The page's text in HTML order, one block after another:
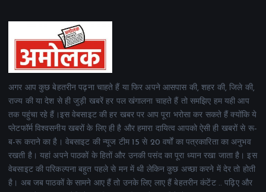
अगर आप कुछ बेहतरीन पढ़ना चाहते हैं या फिर अपने आसपास की, शहर की, जिले की,
राज्य की या देश से ही जुड़ी खबरें हर पल खंगालना चाहते हैं तो समझिए हम यही आप
तक पहुंचा रहे हैं।इस वेबसाइट की हर खबर पर आप पूरा भरोसा कर सकते हैं क्योंकि ये
प्लेटफॉर्म विश्वसनीय खबरों के लिए ही है और हमारा दायित्व आपको ऐसी ही खबरों से रू-
ब-रू कराने का है। वेबसाइट की न्यूज टीम 15 से 20 वर्षों का पत्रकारिता का अनुभव
रखती है। यहां अपने पाठकों के हितों और उनकी पसंद का पूरा ध्यान रखा जाता है। इस
वेबसाइट की परिकल्पना बहुत पहले से मन में थी लेकिन कुछ अच्छा करने में देर तो होती
है। अब जब पाठकों के सामने आए हैं तो उनके लिए लाए हैं बेहतरीन कंटेंट .. पढ़िए और